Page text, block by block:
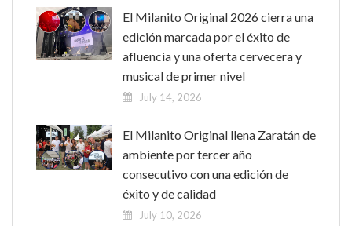
El Milanito Original 2026 cierra una
edición marcada por el éxito de
afluencia y una oferta cervecera y
musical de primer nivel
July 14, 2026
El Milanito Original llena Zaratán de
ambiente por tercer año
consecutivo con una edición de
éxito y de calidad
July 10, 2026